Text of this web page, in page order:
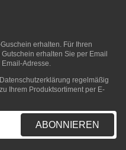
erhalten. Für Ihren
erhalten Sie per Email
Adresse.
Datenschutzerklärung regelmäßig
Ihrem Produktsortiment per E-
ABONNIEREN